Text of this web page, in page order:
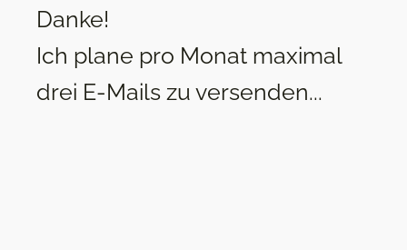
Danke!
Ich plane pro Monat maximal
drei E-Mails zu versenden...